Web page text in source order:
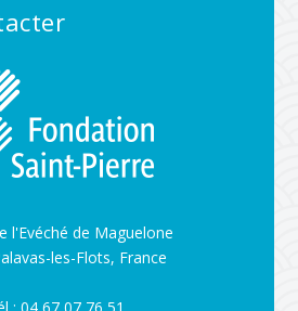
l'Evéché de Maguelone
les-Flots, France
: 04 67 07 76 51